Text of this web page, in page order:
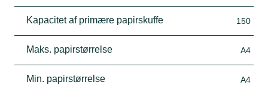
Kapacitet af primære papirskuffe 150
Maks. papirstørrelse A4
Min. papirstørrelse A4